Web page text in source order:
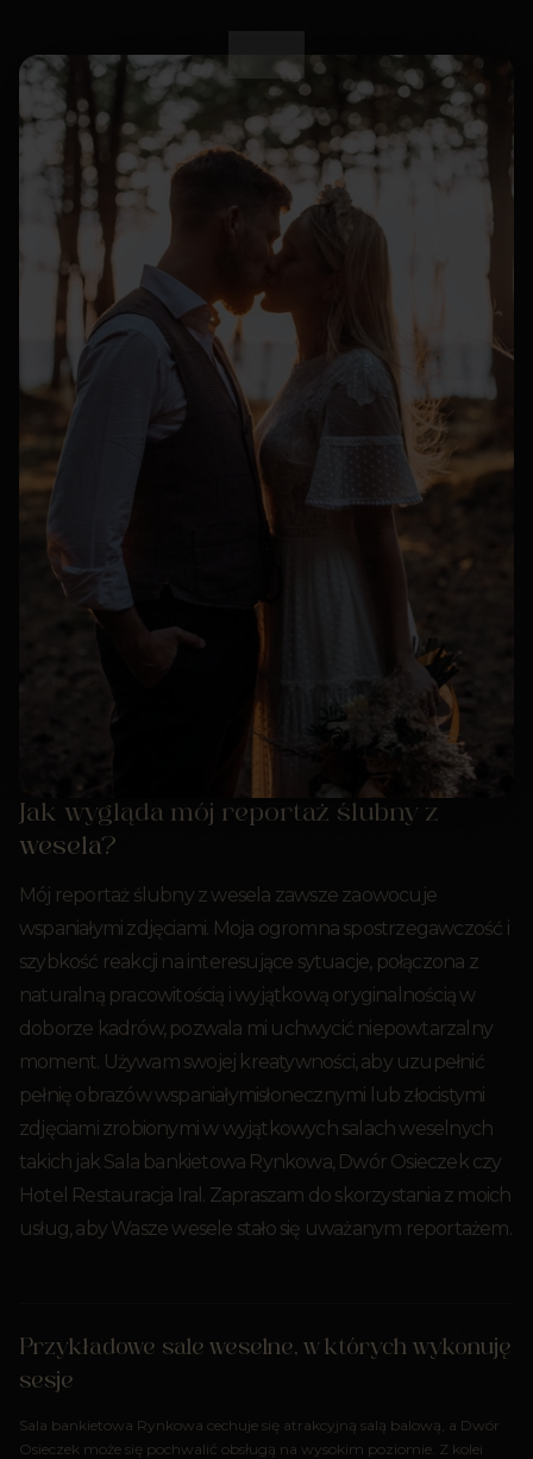
Jak wygląda mój reportaż ślubny z
wesela?
Mój reportaż ślubny z wesela zawsze zaowocuje
wspaniałymi zdjęciami. Moja ogromna spostrzegawczość i
szybkość reakcji na interesujące sytuacje, połączona z
naturalną pracowitością i wyjątkową oryginalnością w
doborze kadrów, pozwala mi uchwycić niepowtarzalny
moment. Używam swojej kreatywności, aby uzupełnić
pełnię obrazów wspaniałymisłonecznymi lub złocistymi
zdjęciami zrobionymi w wyjątkowych salach weselnych
takich jak Sala bankietowa Rynkowa, Dwór Osieczek czy
Hotel Restauracja Iral. Zapraszam do skorzystania z moich
usług, aby Wasze wesele stało się uważanym reportażem.
Przykładowe sale weselne, w których wykonuję
sesje
Sala bankietowa Rynkowa cechuje się atrakcyjną salą balową, a Dwór
Osieczek może się pochwalić obsługą na wysokim poziomie. Z kolei